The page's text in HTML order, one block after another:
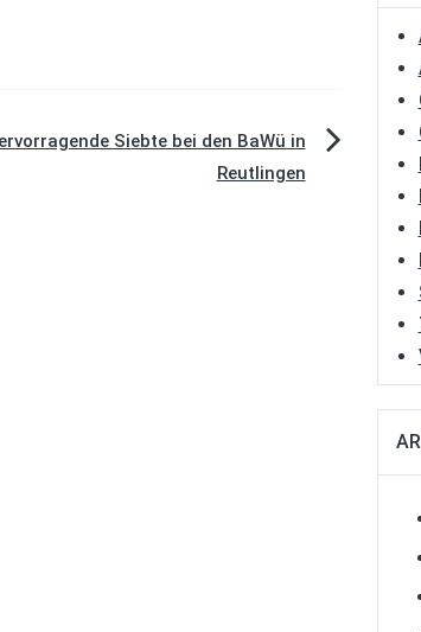
Siebte bei den BaWü in
Reutlingen